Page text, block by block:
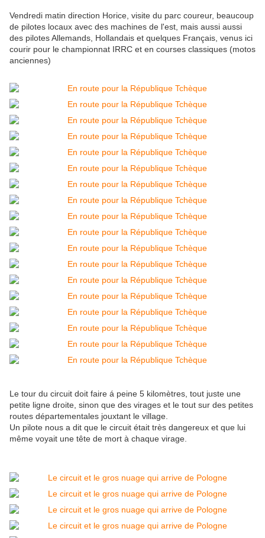
Vendredi matin direction Horice, visite du parc coureur, beaucoup
de pilotes locaux avec des machines de l'est, mais aussi aussi
des pilotes Allemands, Hollandais et quelques Français, venus ici
courir pour le championnat IRRC et en courses classiques (motos
anciennes)
Le tour du circuit doit faire á peine 5 kilomètres, tout juste une
petite ligne droite, sinon que des virages et le tout sur des petites
routes départementales jouxtant le village.
Un pilote nous a dit que le circuit était très dangereux et que lui
même voyait une tête de mort à chaque virage.